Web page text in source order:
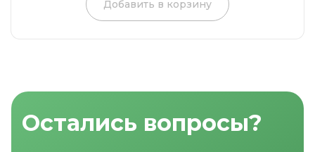
Добавить в корзину
Остались вопросы?